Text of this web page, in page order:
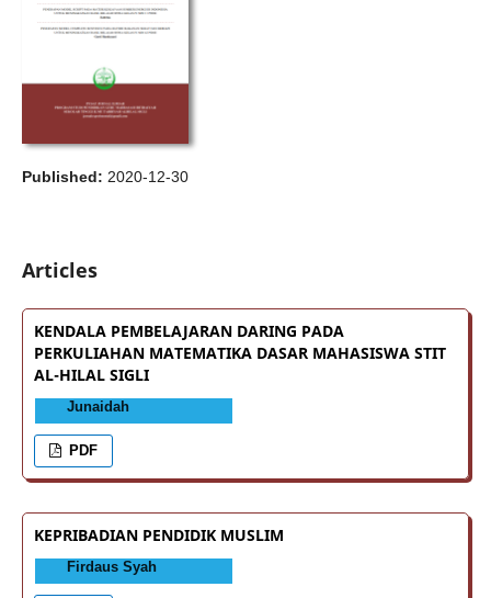
Published: 2020-12-30
Articles
KENDALA PEMBELAJARAN DARING PADA
PERKULIAHAN MATEMATIKA DASAR MAHASISWA STIT
AL-HILAL SIGLI
Junaidah
PDF
KEPRIBADIAN PENDIDIK MUSLIM
Firdaus Syah